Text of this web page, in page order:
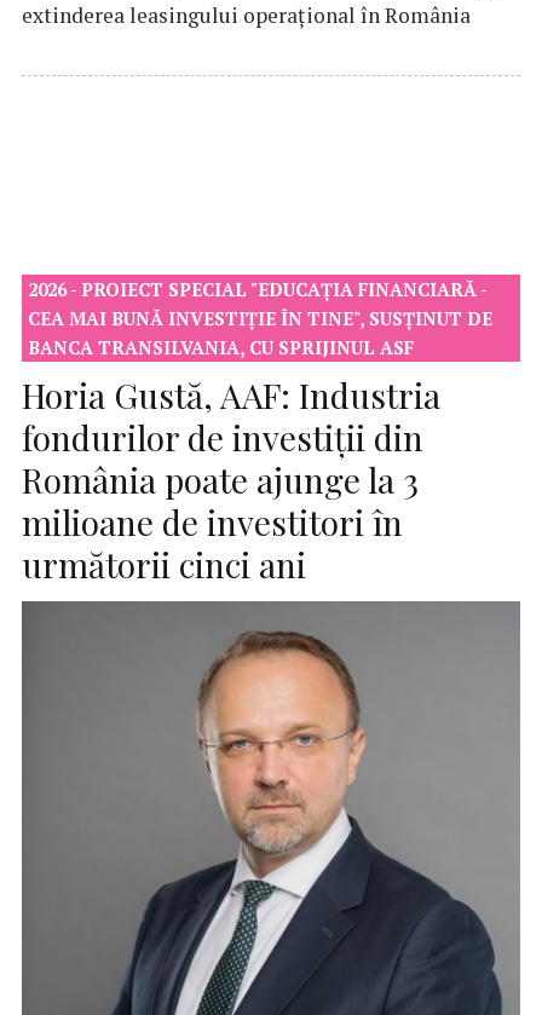
extinderea leasingului operațional în România
2026 - PROIECT SPECIAL "EDUCAȚIA FINANCIARĂ -
CEA MAI BUNĂ INVESTIȚIE ÎN TINE", SUSȚINUT DE
BANCA TRANSILVANIA, CU SPRIJINUL ASF
Horia Gustă, AAF: Industria
fondurilor de investiții din
România poate ajunge la 3
milioane de investitori în
următorii cinci ani